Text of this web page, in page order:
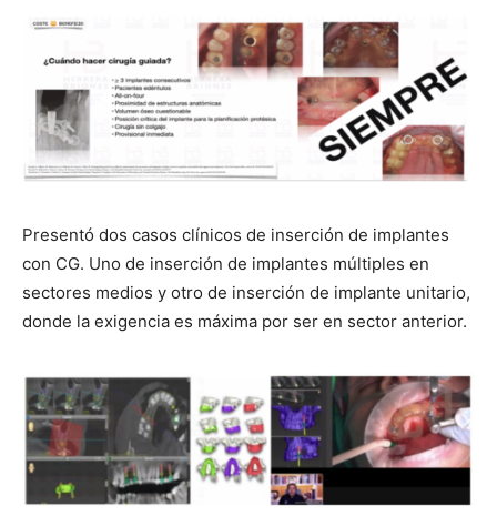
Presentó dos casos clínicos de inserción de implantes
con CG. Uno de inserción de implantes múltiples en
sectores medios y otro de inserción de implante unitario,
donde la exigencia es máxima por ser en sector anterior.